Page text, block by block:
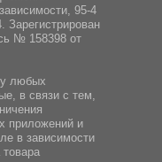
95-4
№ 158398 от
любых
в связи с тем,
приложений и
в зависимости
товара